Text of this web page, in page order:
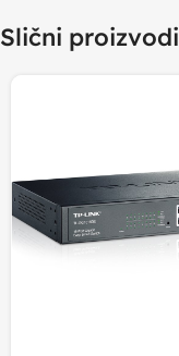
Slični proizvodi